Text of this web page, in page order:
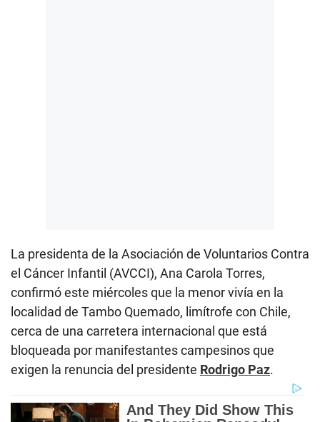
La presidenta de la Asociación de Voluntarios Contra
el Cáncer Infantil (AVCCI), Ana Carola Torres,
confirmó este miércoles que la menor vivía en la
localidad de Tambo Quemado, limítrofe con Chile,
cerca de una carretera internacional que está
bloqueada por manifestantes campesinos que
exigen la renuncia del presidente Rodrigo Paz.